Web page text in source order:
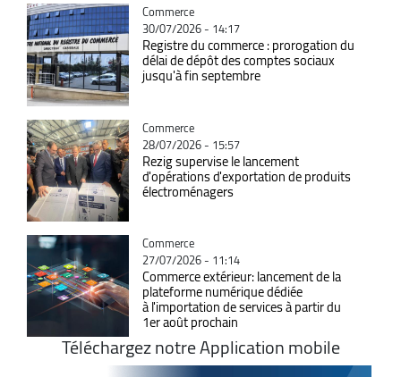
Catégorie
Commerce
30/07/2026 - 14:17
Registre du commerce : prorogation du
délai de dépôt des comptes sociaux
jusqu'à fin septembre
Catégorie
Commerce
28/07/2026 - 15:57
Rezig supervise le lancement
d'opérations d'exportation de produits
électroménagers
Catégorie
Commerce
27/07/2026 - 11:14
Commerce extérieur: lancement de la
plateforme numérique dédiée
à l'importation de services à partir du
1er août prochain
Téléchargez notre Application mobile